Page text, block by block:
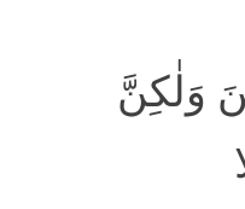
وَلٰکِنَّ